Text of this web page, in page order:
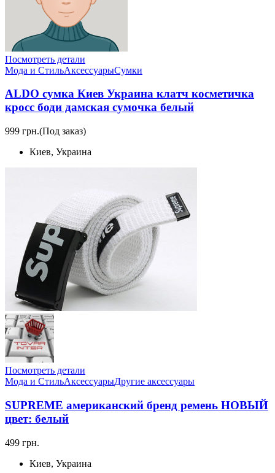
Посмотреть детали
Мода и СтильАксессуарыСумки
ALDO сумка Киев Украина клатч косметичка
кросс боди дамская сумочка белый
999 грн.(Под заказ)
Киев, Украина
Посмотреть детали
Мода и СтильАксессуарыДругие аксессуары
SUPREME американский бренд ремень НОВЫЙ
цвет: белый
499 грн.
Киев, Украина